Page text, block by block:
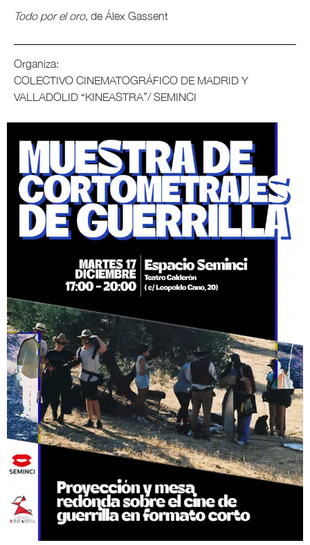
Todo por el oro, de Álex Gassent
Organiza:
COLECTIVO CINEMATOGRÁFICO DE MADRID Y
VALLADOLID “KINEASTRA”/ SEMINCI